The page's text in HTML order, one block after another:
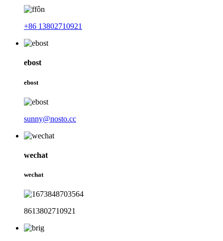
+86 13802710921
ebost
ebost
sunny@nosto.cc
wechat
wechat
8613802710921